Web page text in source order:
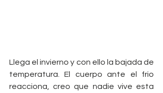
Llega el invierno y con ello la bajada de
temperatura. El cuerpo ante el frio
reacciona, creo que nadie vive esta